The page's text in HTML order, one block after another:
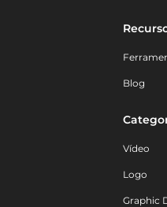
Blog
Vídeo
Logo
Graphic